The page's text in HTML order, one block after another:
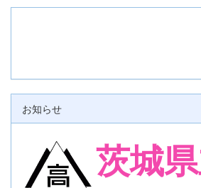
お知らせ
茨城